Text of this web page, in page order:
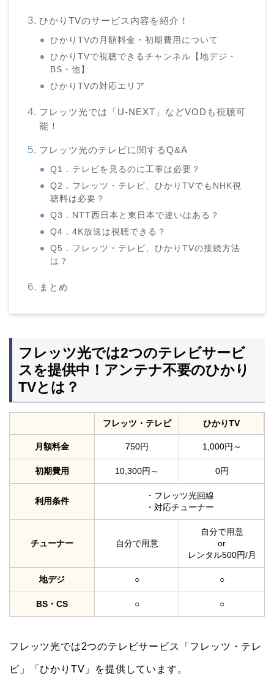
ひかりTVのサービス内容を紹介！
ひかりTVの月額料金・初期費用について
ひかりTVで視聴できるチャンネル【地デジ・
BS・他】
ひかりTVの対応エリア
フレッツ光では「U-NEXT」などVODも視聴可
能！
フレッツ光のテレビに関するQ&A
Q1．テレビを見るのに工事は必要？
Q2．フレッツ・テレビ、ひかりTVでもNHK視
聴料は必要？
Q3．NTT西日本と東日本で違いはある？
Q4．4K放送は視聴できる？
Q5．フレッツ・テレビ、ひかりTVの接続方法
は？
まとめ
フレッツ光では2つのテレビサービ
スを提供中！アンテナ不要のひかり
TVとは？
フレッツ・テレビ ひかりTV
月額料金 750円 1,000円～
初期費用 10,300円～ 0円
利用条件
・フレッツ光回線
・対応チューナー
チューナー 自分で用意
自分で用意
or
レンタル500円/月
地デジ ○ ○
BS・CS ○ ○
フレッツ光では2つのテレビサービス「フレッツ・テレ
ビ」「ひかりTV」を提供しています。